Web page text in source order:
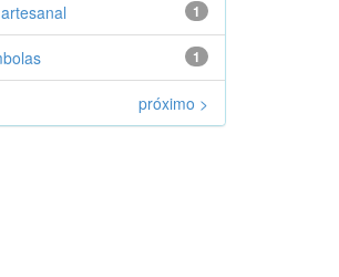
1
1
próximo >